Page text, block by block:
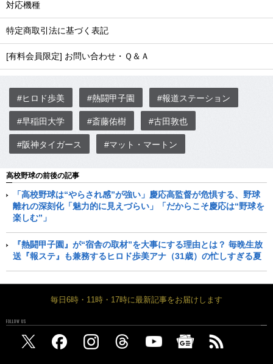
対応機種
特定商取引法に基づく表記
[有料会員限定] お問い合わせ・Ｑ＆Ａ
#ヒロド歩美 #熱闘甲子園 #報道ステーション
#早稲田大学 #斎藤佑樹 #古田敦也
#阪神タイガース #マット・マートン
高校野球の前後の記事
「高校野球は“やらされ感”が強い」慶応高監督が危惧する、野球
離れの深刻化「魅力的に見えづらい」「だからこそ慶応は“野球を
楽しむ”」
『熱闘甲子園』が“宿舎の取材”を大事にする理由とは？ 毎晩生放
送『報ステ』も兼務するヒロド歩美アナ（31歳）の忙しすぎる夏
毎日6時・11時・17時に最新記事をお届けします
FOLLOW US